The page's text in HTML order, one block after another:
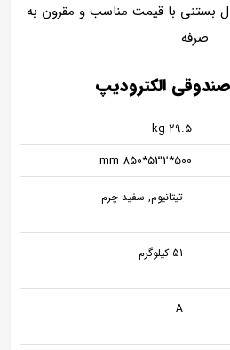
بستنی با قیمت مناسب و مقرون به
صرفه
الکترودیپ
29.5 kg
500*532*850 mm
تیتانیوم, سفید چرم
51 کیلوگرم
A